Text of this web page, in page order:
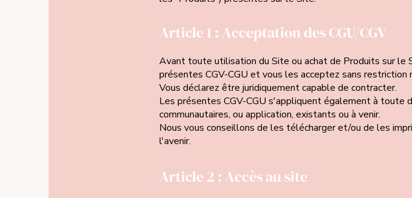
Article 1 : Acceptation des CGU/CGV
Avant toute utilisation du Site ou achat de Produits sur le
présentes CGV-CGU et vous les acceptez sans restriction
Vous déclarez être juridiquement capable de contracter.
Les présentes CGV-CGU s'appliquent également à toute
communautaires, ou application, existants ou à venir.
Nous vous conseillons de les télécharger et/ou de les
l'avenir.
Article 2 : Accès au site